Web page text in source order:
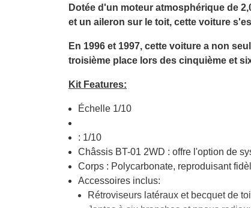
Dotée d'un moteur atmosphérique de
et un aileron sur le toit, cette voiture
En 1996 et 1997, cette voiture a non
troisième place lors des cinquième et
Kit Features:
Échelle 1/10
: 1/10
Châssis BT-01 2WD : offre l'option de
Corps : Polycarbonate, reproduisant
Accessoires inclus:
Rétroviseurs latéraux et becquet de